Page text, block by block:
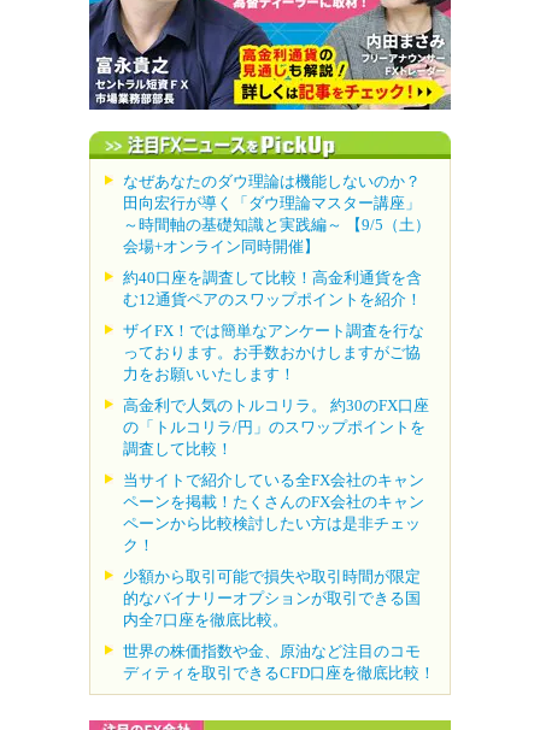
なぜあなたのダウ理論は機能しないのか？
田向宏行が導く「ダウ理論マスター講座」
～時間軸の基礎知識と実践編～ 【9/5（土）
会場+オンライン同時開催】
約40口座を調査して比較！高金利通貨を含
む12通貨ペアのスワップポイントを紹介！
ザイFX！では簡単なアンケート調査を行な
っております。お手数おかけしますがご協
力をお願いいたします！
高金利で人気のトルコリラ。 約30のFX口座
の「トルコリラ/円」のスワップポイントを
調査して比較！
当サイトで紹介している全FX会社のキャン
ペーンを掲載！たくさんのFX会社のキャン
ペーンから比較検討したい方は是非チェッ
ク！
少額から取引可能で損失や取引時間が限定
的なバイナリーオプションが取引できる国
内全7口座を徹底比較。
世界の株価指数や金、原油など注目のコモ
ディティを取引できるCFD口座を徹底比較！